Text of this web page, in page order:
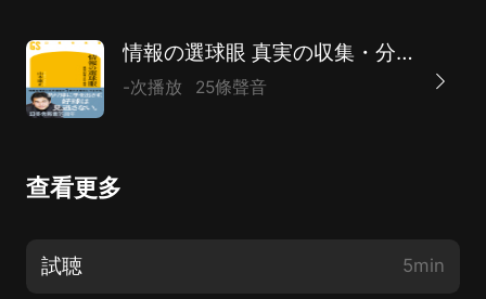
情報の選球眼 真実の収集・分析・発信
-次播放 25條聲音
查看更多
試聴 5min